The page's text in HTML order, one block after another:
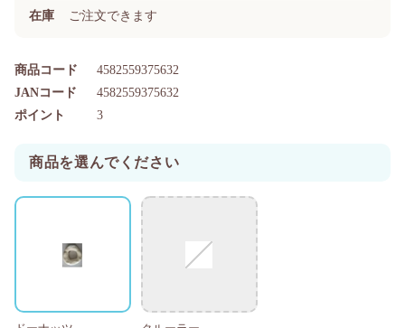
在庫 ご注文できます
商品コード 4582559375632
ポイント 3
JANコード 4582559375632
商品を選んでください